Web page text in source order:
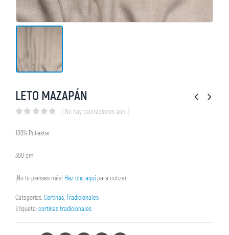
LETO MAZAPÁN
( No hay valoraciones aún. )
100% Poliéster
300 cm
¡No lo pienses más! Haz clic aquípara cotizar
Categorías:Cortinas,Tradicionales
Etiqueta:cortinas tradicionales